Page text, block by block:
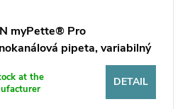
myPette® Pro
pipeta, variabilný
at the
DETAIL